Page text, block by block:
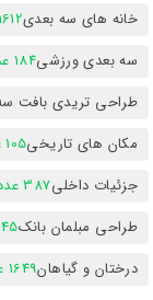
خانه های سه بعدی1612
سه بعدی ورزشی184 عدد
طراحی تریدی بافت
مکان های تاریخی105 عدد
جزئیات داخلی387 عدد
طراحی مبلمان بانک145
درختان و گیاهان1649 عدد